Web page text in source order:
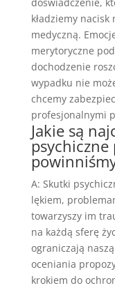
kładziemy
medyczną.
merytoryczne
dochodzenie
wypadku nie
chcemy
profesjonalnymi
Jakie są
A: Skutki
lękiem,
towarzyszy im
na każdą sferę
ograniczają
oceniania
krokiem do